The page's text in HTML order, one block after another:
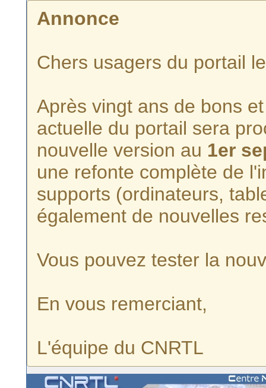
Annonce
Chers usagers du portail
Après vingt ans de bons
actuelle du portail sera
nouvelle version au 1er
une refonte complète de
supports (ordinateurs,
également de nouvelles
Vous pouvez tester la
En vous remerciant,
L'équipe du CNRTL